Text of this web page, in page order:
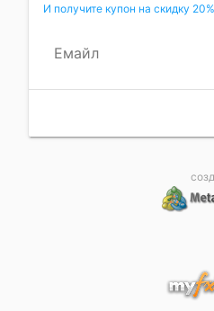
И получите купон на скидку 20%
Емайл